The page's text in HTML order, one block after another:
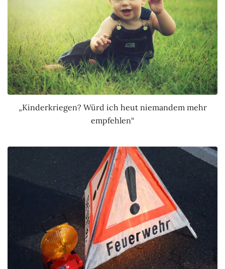
„Kinderkriegen? Würd ich heut niemandem mehr
empfehlen“